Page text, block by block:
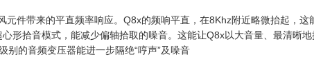
元件带来的平直频率响应。Q8x的频响平直，在8Khz附近略微抬起，
形拾音模式，能减少偏轴拾取的噪音。这能让Q8x以大音量、最清晰
别的音频变压器能进一步隔绝“哼声”及噪音